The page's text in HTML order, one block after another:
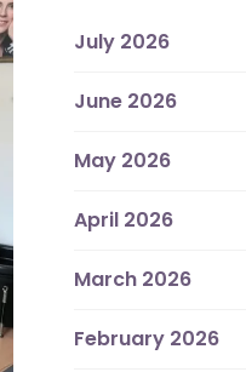
July 2026
June 2026
May 2026
April 2026
March 2026
February 2026